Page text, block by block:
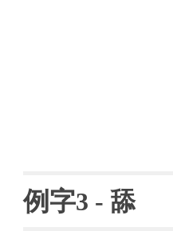
例字3 - 舔